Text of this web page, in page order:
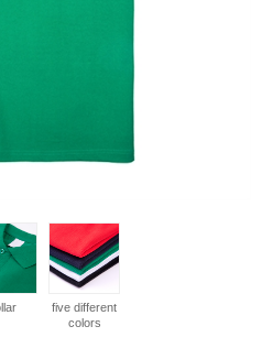
five different
colors